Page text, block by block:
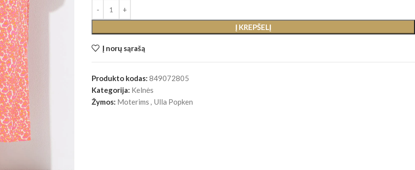
Į KREPŠELĮ
Į norų sąrašą
Produkto kodas: 849072805
Kategorija: Kelnės
Žymos: Moterims , Ulla Popken